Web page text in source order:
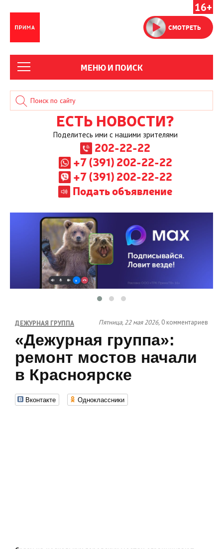
16+
СМОТРЕТЬ
МЕНЮ И ПОИСК
ЕСТЬ НОВОСТИ?
Поделитесь ими с нашими зрителями
202-22-22
+7 (391) 202-22-22
+7 (391) 202-22-22
Подать объявление
ДЕЖУРНАЯ ГРУППА Пятница, 22 мая 2026, 0 комментариев
«Дежурная группа»:
ремонт мостов начали
в Красноярске
Вконтакте Одноклассники